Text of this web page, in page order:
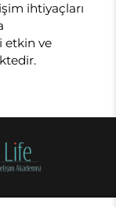
ihtiyaçları
etkin ve